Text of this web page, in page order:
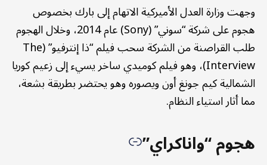
وجهت وزارة العدل الأميركية الاتهام إلى بارك بخصوص
هجوم على شركة “سوني” (Sony) عام 2014، وخلال الهجوم
طلب القراصنة من الشركة سحب فيلم “ذا إنترفيو” (The
Interview)، وهو فيلم كوميدي ساخر يسيء إلى زعيم كوريا
الشمالية كيم جونغ أون ويصوره وهو يحتضر بطريقة بشعة،
مما أثار استياء النظام.
هجوم “واناكراي”